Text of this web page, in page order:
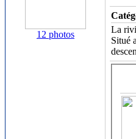
12 photos
La
Situé